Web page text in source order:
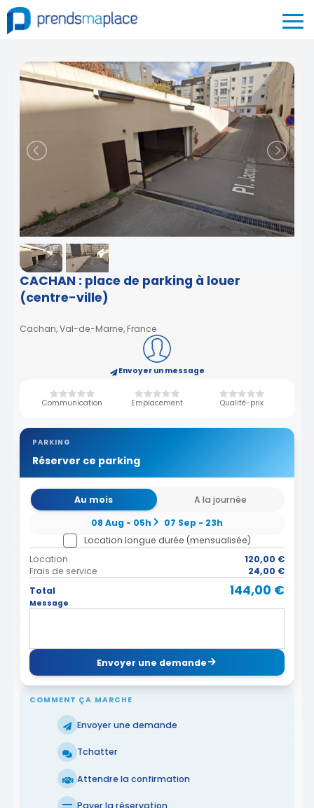
CACHAN : place de parking à louer
(centre-ville)
Cachan, Val-de-Marne, France
Envoyer un message
Communication Emplacement Qualité-prix
PARKING
Réserver ce parking
Au mois
A la journée
08 Aug - 05h
07 Sep - 23h
Location longue durée (mensualisée)
Location
120,00 €
Frais de service
24,00 €
Total
144,00 €
Message
Envoyer une demande
COMMENT ÇA MARCHE
Envoyer une demande
Tchatter
Attendre la confirmation